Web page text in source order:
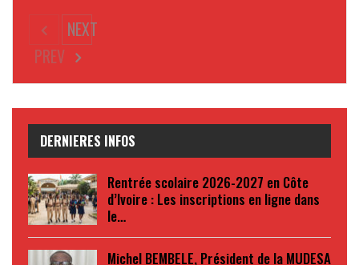
PREV
NEXT
DERNIERES INFOS
Rentrée scolaire 2026-2027 en Côte
d’Ivoire : Les inscriptions en ligne dans
le…
Michel BEMBELE, Président de la MUDESA